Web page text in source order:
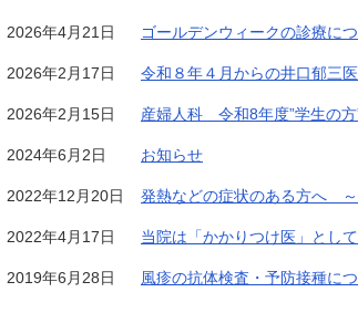
2026年4月21日 ゴールデンウィークの診療に
2026年2月17日 令和８年４月からの井口郁三
2026年2月15日 産婦人科 令和8年度”学生の方
2024年6月2日 お知らせ
2022年12月20日 発熱などの症状のある方へ ～
2022年4月17日 当院は「かかりつけ医」とし
2019年6月28日 風疹の抗体検査・予防接種に